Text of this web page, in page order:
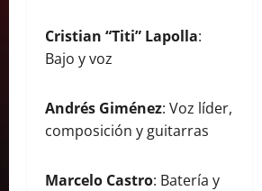
Cristian “Titi” Lapolla:
Bajo y voz
Andrés Giménez: Voz líder,
composición y guitarras
Marcelo Castro: Batería y